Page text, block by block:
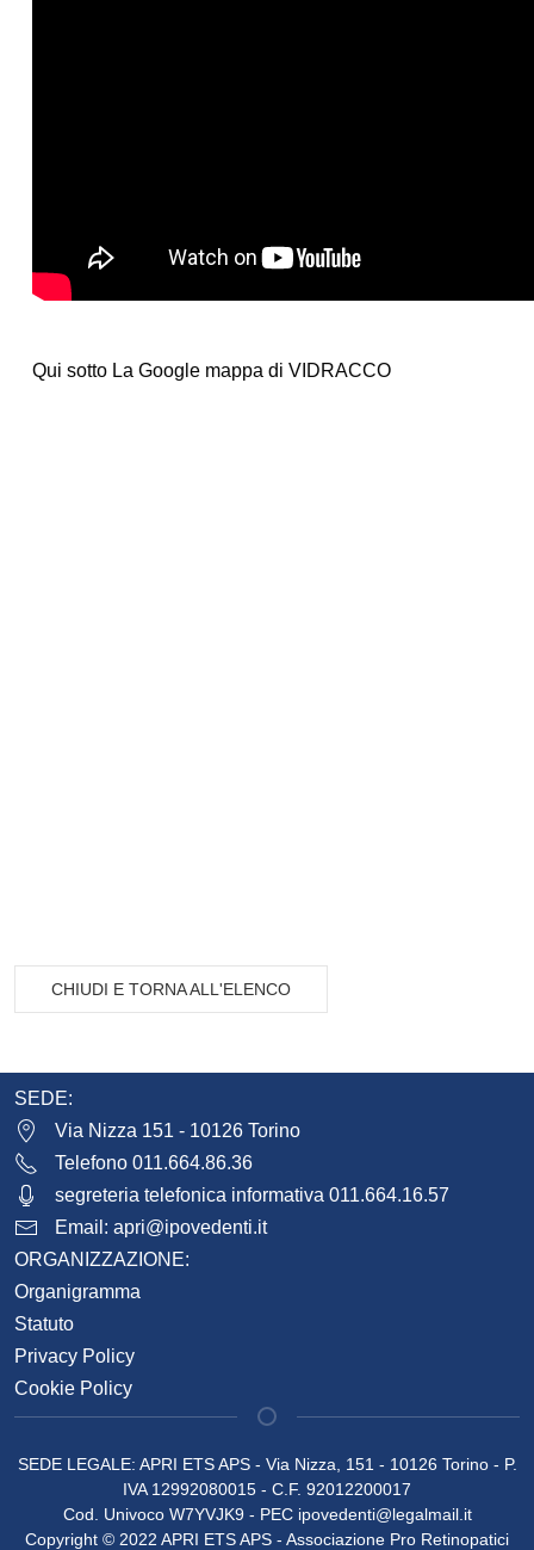
Qui sotto La Google mappa di VIDRACCO
CHIUDI E TORNA ALL'ELENCO
SEDE:
Via Nizza 151 - 10126 Torino
Telefono 011.664.86.36
segreteria telefonica informativa 011.664.16.57
Email: apri@ipovedenti.it
ORGANIZZAZIONE:
Organigramma
Statuto
Privacy Policy
Cookie Policy
SEDE LEGALE: APRI ETS APS - Via Nizza, 151 - 10126 Torino - P.
IVA 12992080015 - C.F. 92012200017
Cod. Univoco W7YVJK9 - PEC ipovedenti@legalmail.it
Copyright © 2022 APRI ETS APS - Associazione Pro Retinopatici